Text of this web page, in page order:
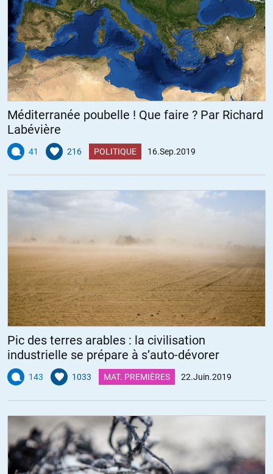
Méditerranée poubelle ! Que faire ? Par Richard
Labévière
41 216 POLITIQUE 16.Sep.2019
Pic des terres arables : la civilisation
industrielle se prépare à s’auto-dévorer
143 1033 MAT. PREMIÈRES 22.Juin.2019